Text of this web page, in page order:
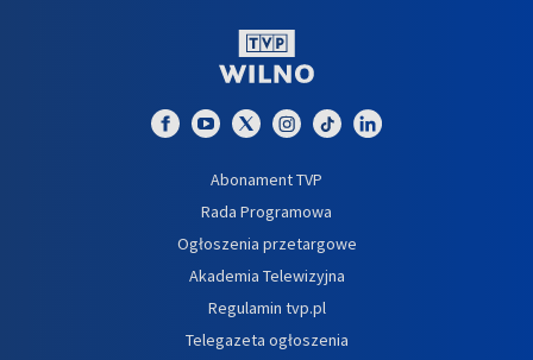
Abonament TVP
Rada Programowa
Ogłoszenia przetargowe
Akademia Telewizyjna
Regulamin tvp.pl
Telegazeta ogłoszenia